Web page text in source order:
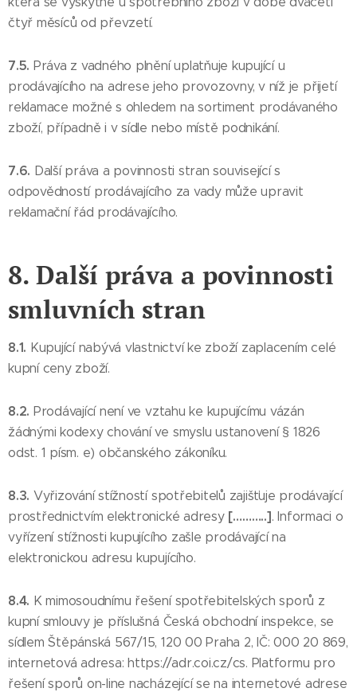
čtyř měsíců od převzetí.
7.5. Práva z vadného plnění uplatňuje kupující u
prodávajícího na adrese jeho provozovny, v níž je přijetí
reklamace možné s ohledem na sortiment prodávaného
zboží, případně i v sídle nebo místě podnikání.
7.6. Další práva a povinnosti stran související s
odpovědností prodávajícího za vady může upravit
reklamační řád prodávajícího.
8. Další práva a povinnosti
smluvních stran
8.1. Kupující nabývá vlastnictví ke zboží zaplacením celé
kupní ceny zboží.
8.2. Prodávající není ve vztahu ke kupujícímu vázán
žádnými kodexy chování ve smyslu ustanovení § 1826
odst. 1 písm. e) občanského zákoníku.
8.3. Vyřizování stížností spotřebitelů zajišťuje prodávající
prostřednictvím elektronické adresy [………..]. Informaci o
vyřízení stížnosti kupujícího zašle prodávající na
elektronickou adresu kupujícího.
8.4. K mimosoudnímu řešení spotřebitelských sporů z
kupní smlouvy je příslušná Česká obchodní inspekce, se
sídlem Štěpánská 567/15, 120 00 Praha 2, IČ: 000 20 869,
internetová adresa: https://adr.coi.cz/cs. Platformu pro
řešení sporů on-line nacházející se na internetové adrese